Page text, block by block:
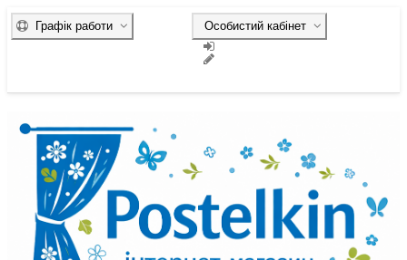
Особистий кабінет
Графік работи